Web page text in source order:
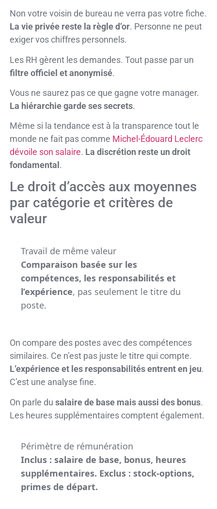
Non votre voisin de bureau ne verra pas votre fiche.
La vie privée reste la règle d’or. Personne ne peut
exiger vos chiffres personnels.
Les RH gèrent les demandes. Tout passe par un
filtre officiel et anonymisé.
Vous ne saurez pas ce que gagne votre manager.
La hiérarchie garde ses secrets.
Même si la tendance est à la transparence tout le
monde ne fait pas comme Michel-Édouard Leclerc
dévoile son salaire. La discrétion reste un droit
fondamental .
Le droit d’accès aux moyennes
par catégorie et critères de
valeur
Travail de même valeur
Comparaison basée sur les
compétences, les responsabilités et
l’expérience, pas seulement le titre du
poste.
On compare des postes avec des compétences
similaires. Ce n’est pas juste le titre qui compte.
L’expérience et les responsabilités entrent en jeu.
C’est une analyse fine.
On parle du salaire de base mais aussi des bonus.
Les heures supplémentaires comptent également.
Périmètre de rémunération
Inclus : salaire de base, bonus, heures
supplémentaires. Exclus : stock-options,
primes de départ.